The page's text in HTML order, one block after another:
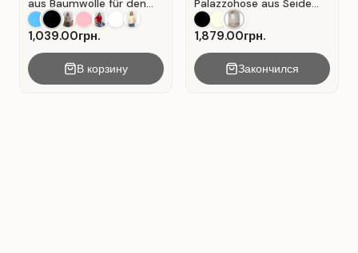
aus Baumwolle für den
Alltag . Schwarz.
1,039.00грн.
В корзину
Palazzohose aus Seide
mit Falten . Beige .
1,879.00грн.
Закончился